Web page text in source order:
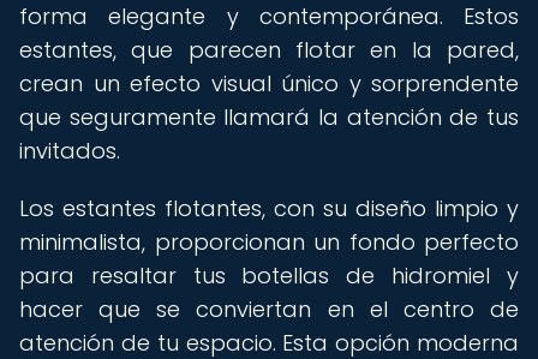
forma elegante y contemporánea. Estos
estantes, que parecen flotar en la pared,
crean un efecto visual único y sorprendente
que seguramente llamará la atención de tus
invitados.
Los estantes flotantes, con su diseño limpio y
minimalista, proporcionan un fondo perfecto
para resaltar tus botellas de hidromiel y
hacer que se conviertan en el centro de
atención de tu espacio. Esta opción moderna